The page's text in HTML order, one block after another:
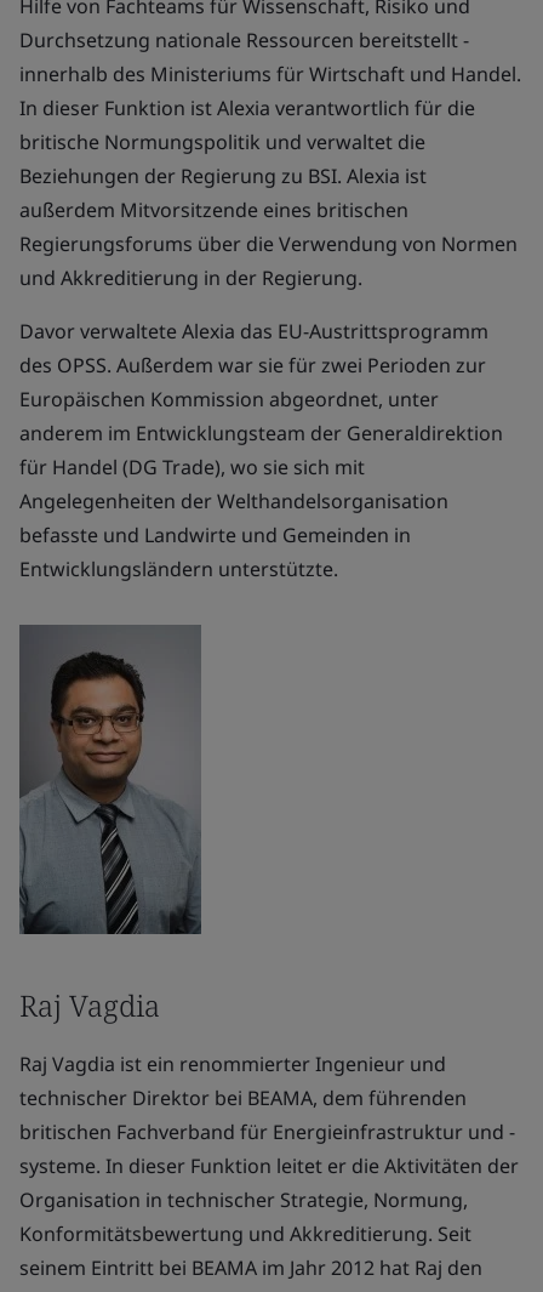
Hilfe von Fachteams für Wissenschaft, Risiko und
Durchsetzung nationale Ressourcen bereitstellt -
innerhalb des Ministeriums für Wirtschaft und Handel.
In dieser Funktion ist Alexia verantwortlich für die
britische Normungspolitik und verwaltet die
Beziehungen der Regierung zu BSI. Alexia ist
außerdem Mitvorsitzende eines britischen
Regierungsforums über die Verwendung von Normen
und Akkreditierung in der Regierung.
Davor verwaltete Alexia das EU-Austrittsprogramm
des OPSS. Außerdem war sie für zwei Perioden zur
Europäischen Kommission abgeordnet, unter
anderem im Entwicklungsteam der Generaldirektion
für Handel (DG Trade), wo sie sich mit
Angelegenheiten der Welthandelsorganisation
befasste und Landwirte und Gemeinden in
Entwicklungsländern unterstützte.
Raj Vagdia
Raj Vagdia ist ein renommierter Ingenieur und
technischer Direktor bei BEAMA, dem führenden
britischen Fachverband für Energieinfrastruktur und -
systeme. In dieser Funktion leitet er die Aktivitäten der
Organisation in technischer Strategie, Normung,
Konformitätsbewertung und Akkreditierung. Seit
seinem Eintritt bei BEAMA im Jahr 2012 hat Raj den